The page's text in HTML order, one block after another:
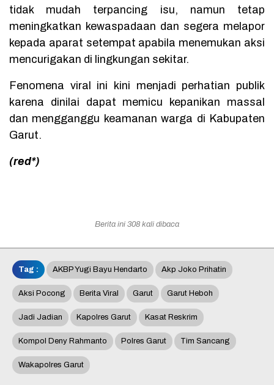
tidak mudah terpancing isu, namun tetap
meningkatkan kewaspadaan dan segera melapor
kepada aparat setempat apabila menemukan aksi
mencurigakan di lingkungan sekitar.
Fenomena viral ini kini menjadi perhatian publik
karena dinilai dapat memicu kepanikan massal
dan mengganggu keamanan warga di Kabupaten
Garut.
(red*)
Berita ini 308 kali dibaca
Tag : AKBP Yugi Bayu Hendarto Akp Joko Prihatin
Aksi Pocong Berita Viral Garut Garut Heboh
Jadi Jadian Kapolres Garut Kasat Reskrim
Kompol Deny Rahmanto Polres Garut Tim Sancang
Wakapolres Garut